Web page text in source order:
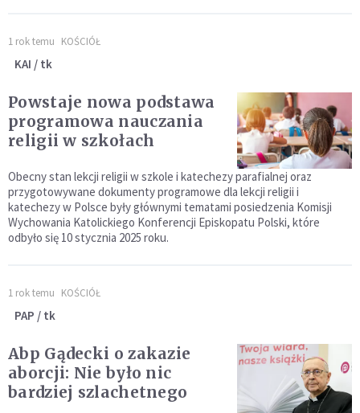
1 rok temu KOŚCIÓŁ
KAI / tk
Powstaje nowa podstawa
programowa nauczania
religii w szkołach
Obecny stan lekcji religii w szkole i katechezy parafialnej oraz
przygotowywane dokumenty programowe dla lekcji religii i
katechezy w Polsce były głównymi tematami posiedzenia Komisji
Wychowania Katolickiego Konferencji Episkopatu Polski, które
odbyło się 10 stycznia 2025 roku.
1 rok temu KOŚCIÓŁ
PAP / tk
Abp Gądecki o zakazie
aborcji: Nie było nic
bardziej szlachetnego